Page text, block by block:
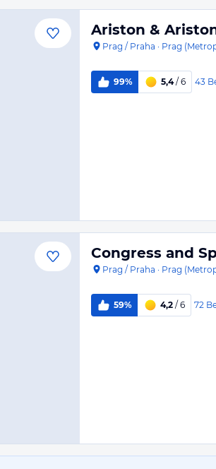
Ariston &
Prag / Praha · Prag
99% 5,4/ 6 43
Congress and
Prag / Praha · Prag
59% 4,2 / 6 72